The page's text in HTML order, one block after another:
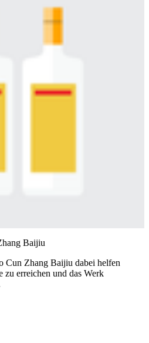
Baijiu
Cun Zhang Baijiu dabei helfen
zu erreichen und das Werk